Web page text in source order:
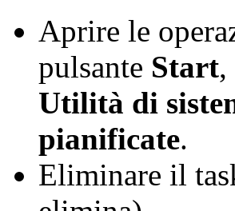
Aprire le
pulsante Start,
Utilità di
pianificate.
Eliminare il